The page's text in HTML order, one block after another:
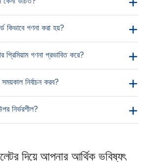
কিভাবে গণনা করা হয়?
গণনা প্রভাবিত করে?
সময়কাল নির্বাচন করব?
নির্ভরশীল?
দিয়ে আপনার আর্থিক ভবিষ্যৎ